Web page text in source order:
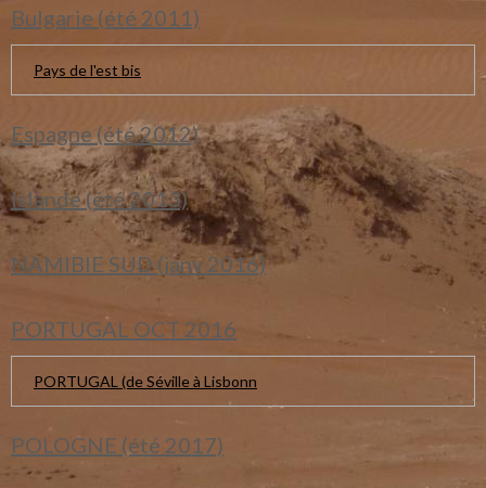
Bulgarie (été 2011)
Pays de l'est bis
Espagne (été 2012)
Islande (été 2013)
NAMIBIE SUD (janv 2016)
PORTUGAL OCT 2016
PORTUGAL (de Séville à Lisbonn
POLOGNE (été 2017)